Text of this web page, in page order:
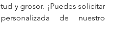
y grosor. ¡Puedes solicitar
de nuestro